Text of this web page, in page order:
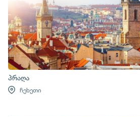
პრაღა
ჩეხეთი